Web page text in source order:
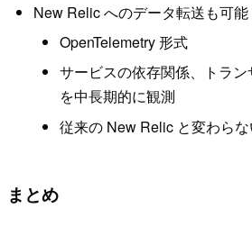
New Relic へのデータ転送も可能
OpenTelemetry 形式
サービスの依存関係、トラ
を中長期的に観測
従来の New Relic と変わら
まとめ